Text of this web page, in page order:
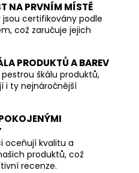
NA PRVNÍM MÍSTĚ
jsou certifikovány podle
což zaručuje jejich
PRODUKTŮ A BAREV
škálu produktů,
i ty nejnáročnější
oceňují kvalitu a
produktů, což
recenze.